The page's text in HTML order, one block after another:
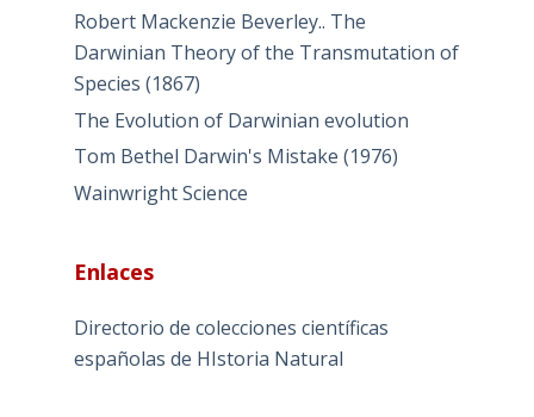
Robert Mackenzie Beverley.. The
Darwinian Theory of the Transmutation of
Species (1867)
The Evolution of Darwinian evolution
Tom Bethel Darwin's Mistake (1976)
Wainwright Science
Enlaces
Directorio de colecciones científicas
españolas de HIstoria Natural